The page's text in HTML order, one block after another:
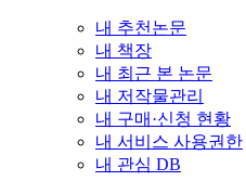
내 추천논문
내 책장
내 최근 본 논문
내 저작물관리
내 구매·신청 현황
내 서비스 사용권한
내 관심 DB